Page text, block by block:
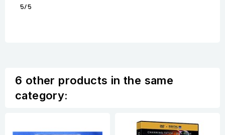
5/5
6 other products in the same
category: